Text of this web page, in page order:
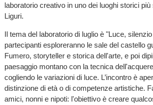
laboratorio creativo in uno dei luoghi storici
Liguri.
Il tema del laboratorio di luglio è "Luce,
partecipanti esploreranno le sale del castello
Fumero, storyteller e storica dell'arte, e poi
paesaggio montano con la tecnica
cogliendo le variazioni di luce. L’incontro è
distinzione di età o di competenze artistiche.
amici, nonni e nipoti: l'obiettivo è creare